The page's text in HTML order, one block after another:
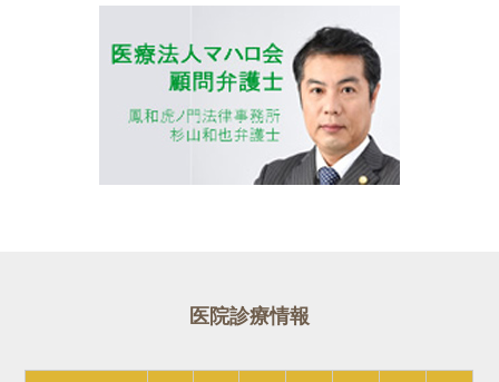
医院診療情報